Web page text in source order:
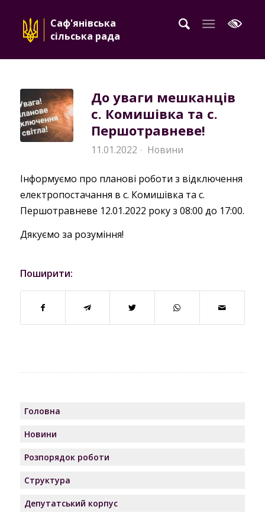
Саф'янівська
сільська рада
До уваги мешканців
с. Комишівка та с.
Першотравневе!
11.01.2022 · Новини
Інформуємо про планові роботи з відключення
електропостачання в с. Комишівка та с.
Першотравневе 12.01.2022 року з 08:00 до 17:00.
Дякуємо за розуміння!
Поширити:
Головна
Новини
Розпорядок роботи
Структура
Депутатський корпус